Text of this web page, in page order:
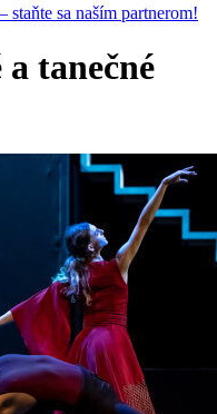
staňte sa naším partnerom!
tanečné